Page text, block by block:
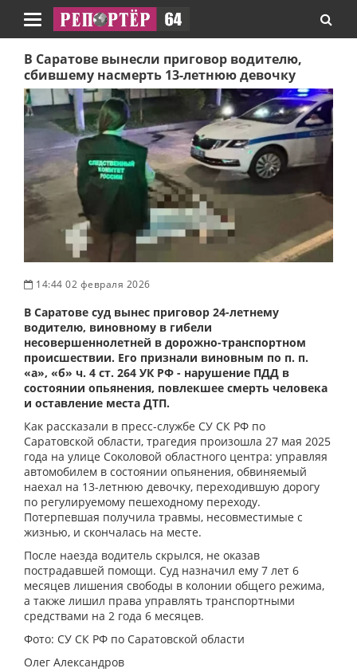
Навигация
В Саратове вынесли приговор водителю,
сбившему насмерть 13-летнюю девочку
14:44 02 февраля 2026
В Саратове суд вынес приговор 24-летнему
водителю, виновному в гибели
несовершеннолетней в дорожно-транспортном
происшествии. Его признали виновным по п. п.
«а», «б» ч. 4 ст. 264 УК РФ - нарушение ПДД в
состоянии опьянения, повлекшее смерть человека
и оставление места ДТП.
Как рассказали в пресс-службе СУ СК РФ по
Саратовской области, трагедия произошла 27 мая 2025
года на улице Соколовой областного центра: управляя
автомобилем в состоянии опьянения, обвиняемый
наехал на 13-летнюю девочку, переходившую дорогу
по регулируемому пешеходному переходу.
Потерпевшая получила травмы, несовместимые с
жизнью, и скончалась на месте.
После наезда водитель скрылся, не оказав
пострадавшей помощи. Суд назначил ему 7 лет 6
месяцев лишения свободы в колонии общего режима,
а также лишил права управлять транспортными
средствами на 2 года 6 месяцев.
Фото: СУ СК РФ по Саратовской области
Олег Александров